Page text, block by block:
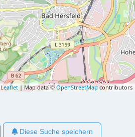
Leaflet | Map data ©OpenStreetMapcontributors
Diese Suche speichern